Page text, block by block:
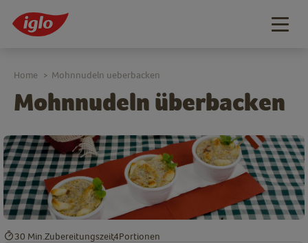
Mohnnudeln überbacken
Home > Mohnnudeln ueberbacken
30 Min. Zubereitungszeit4Portionen